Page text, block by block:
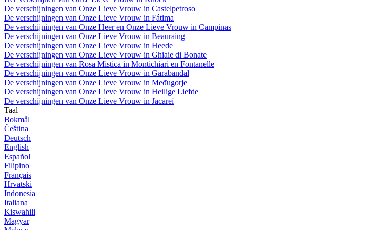
De verschijningen van Onze Lieve Vrouw in Castelpetroso
De verschijningen van Onze Lieve Vrouw in Fátima
De verschijningen van Onze Heer en Onze Lieve Vrouw in Campinas
De verschijningen van Onze Lieve Vrouw in Beauraing
De verschijningen van Onze Lieve Vrouw in Heede
De verschijningen van Onze Lieve Vrouw in Ghiaie di Bonate
De verschijningen van Rosa Mistica in Montichiari en Fontanelle
De verschijningen van Onze Lieve Vrouw in Garabandal
De verschijningen van Onze Lieve Vrouw in Međugorje
De verschijningen van Onze Lieve Vrouw in Heilige Liefde
De verschijningen van Onze Lieve Vrouw in Jacareí
Taal
Bokmål
Čeština
Deutsch
English
Español
Filipino
Français
Hrvatski
Indonesia
Italiana
Kiswahili
Magyar